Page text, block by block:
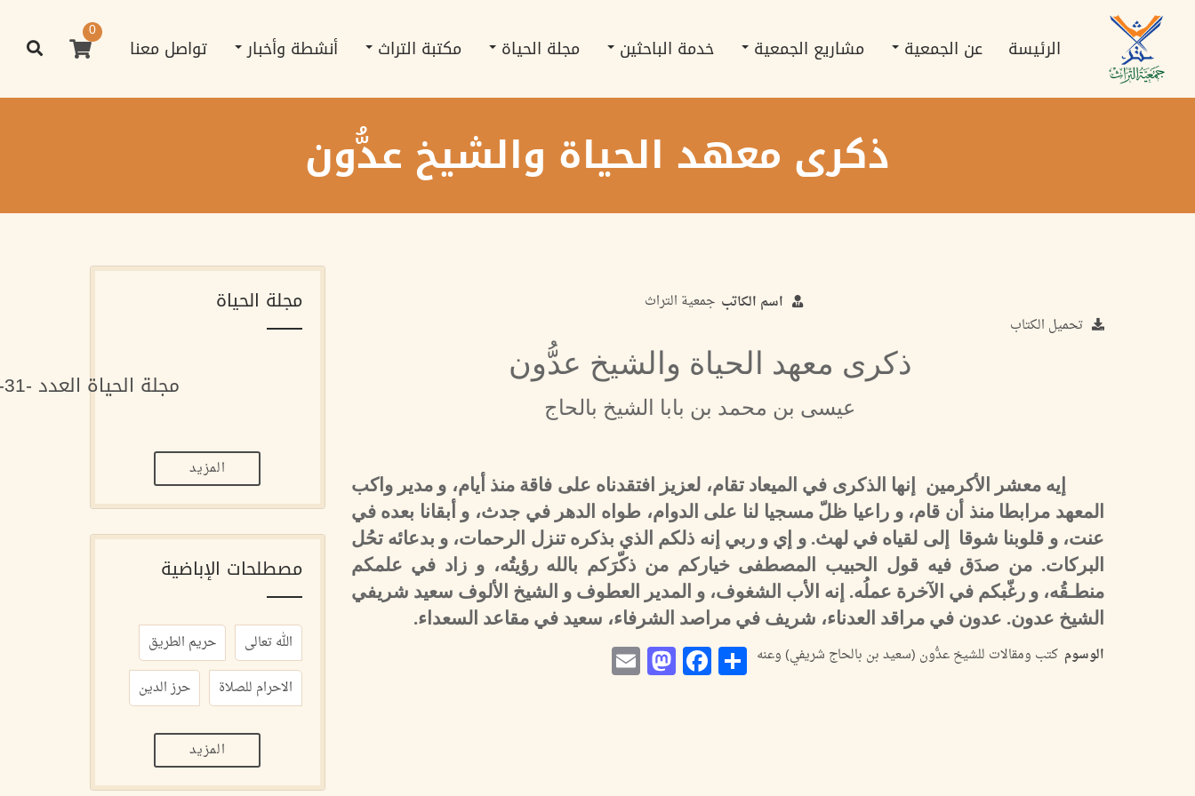
الرئيسي navigation
الرئيسة عن الجمعية مشاريع الجمعية خدمة الباحثين مجلة الحياة مكتبة التراث أنشطة وأخبار تواصل معنا
0
ذكرى معهد الحياة والشيخ عدُّون
اسم الكاتب جمعية التراث
تحميل الكتاب
ذكرى معهد الحياة والشيخ عدُّون
عيسى بن محمد بن بابا الشيخ بالحاج
إيه معشر الأكرمين إنها الذكرى في الميعاد تقام، لعزيز افتقدناه على فاقة منذ أيام، و مدير واكب
المعهد مرابطا منذ أن قام، و راعيا ظلّ مسجيا لنا على الدوام، طواه الدهر في جدث، و أبقانا بعده في
عنت، و قلوبنا شوقا إلى لقياه في لهث. و إي و ربي إنه ذلكم الذي بذكره تنزل الرحمات، و بدعائه تحُل
البركات. من صدَق فيه قول الحبيب المصطفى خياركم من ذكّرَكم بالله رؤيتُه، و زاد في علمكم
منطـقُه، و رغّبكم في الآخرة عملُه. إنه الأب الشغوف، و المدير العطوف و الشيخ الألوف سعيد شريفي
الشيخ عدون. عدون في مراقد العدناء، شريف في مراصد الشرفاء، سعيد في مقاعد السعداء.
الوسوم كتب ومقالات للشيخ عدُّون (سعيد بن بالحاج شريفي) وعنه Share
Facebook
Mastodon
مجلة الحياة
مجلة الحياة العدد -31-
المزيد
مصطلحات الإباضية
الله تعالى
حريم الطريق
الاحرام للصلاة
حرز الدين
المزيد